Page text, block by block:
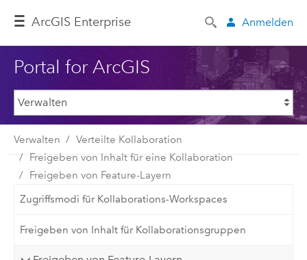
ArcGIS Enterprise Anmelden
Portal for ArcGIS
Verwalten
Verteilte Kollaboration
Freigeben von Inhalt für eine Kollaboration
Freigeben von Feature-Layern
Zugriffsmodi für Kollaborations-Workspaces
Freigeben von Inhalt für Kollaborationsgruppen